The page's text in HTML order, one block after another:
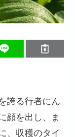
誇る行者にん
顔を出し、ま
、収穫のタイ